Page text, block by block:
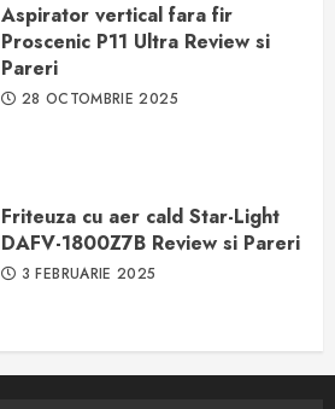
Aspirator vertical fara fir
Proscenic P11 Ultra Review si
Pareri
28 OCTOMBRIE 2025
Friteuza cu aer cald Star-Light
DAFV-1800Z7B Review si Pareri
3 FEBRUARIE 2025